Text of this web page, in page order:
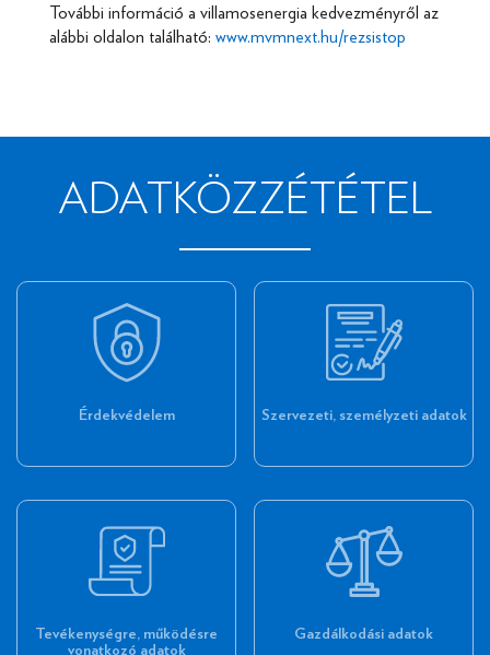
További információ a villamosenergia kedvezményről az
alábbi oldalon található: www.mvmnext.hu/rezsistop
ADATKÖZZÉTÉTEL
Érdekvédelem Szervezeti, személyzeti adatok
Tevékenységre, működésre
vonatkozó adatok
Gazdálkodási adatok